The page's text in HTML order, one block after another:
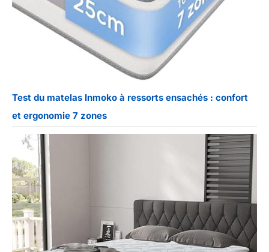
Test du matelas Inmoko à ressorts ensachés : confort
et ergonomie 7 zones